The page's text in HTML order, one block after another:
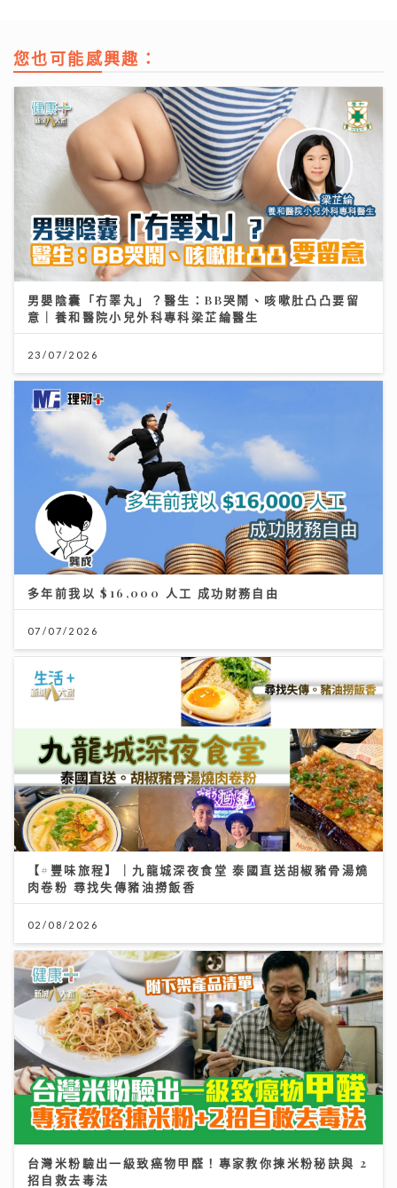
您也可能感興趣：
男嬰陰囊「冇睪丸」？醫生：BB哭鬧、咳嗽肚凸凸要留
意｜養和醫院小兒外科專科梁芷綸醫生
23/07/2026
多年前我以 $16,000 人工 成功財務自由
07/07/2026
【#豐味旅程】｜九龍城深夜食堂 泰國直送胡椒豬骨湯燒
肉卷粉 尋找失傳豬油撈飯香
02/08/2026
台灣米粉驗出一級致癌物甲醛！專家教你揀米粉秘訣與 2
招自救去毒法